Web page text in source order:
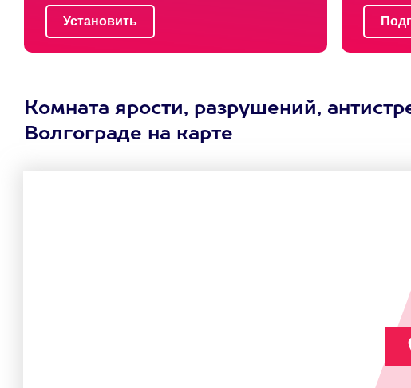
Комната ярости, разрушений,
Волгограде на карте